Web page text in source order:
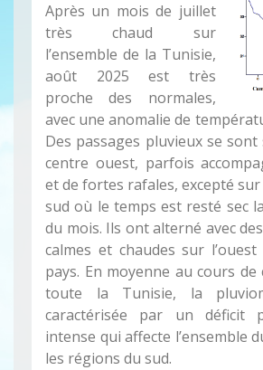
Après un mois de juillet
très chaud sur
l’ensemble de la Tunisie,
août 2025 est très
proche des normales,
avec une anomalie de
Des passages pluvieux se sont
centre ouest, parfois
et de fortes rafales, excepté
sud où le temps est resté sec
du mois. Ils ont alterné avec
calmes et chaudes sur
pays. En moyenne au cours
toute la Tunisie, la
caractérisée par un déficit
intense qui affecte l’ensemble
les régions du sud.